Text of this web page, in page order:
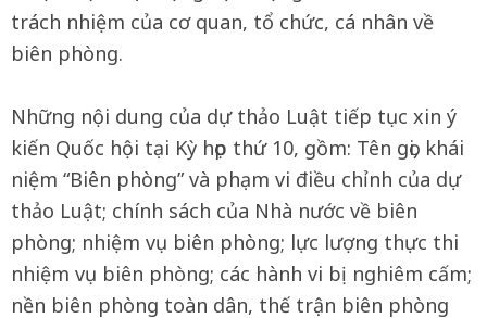
trách nhiệm của cơ quan, tổ chức, cá nhân về
biên phòng.
Những nội dung của dự thảo Luật tiếp tục xin ý
kiến Quốc hội tại Kỳ họp thứ 10, gồm: Tên gọi, khái
niệm “Biên phòng” và phạm vi điều chỉnh của dự
thảo Luật; chính sách của Nhà nước về biên
phòng; nhiệm vụ biên phòng; lực lượng thực thi
nhiệm vụ biên phòng; các hành vi bị nghiêm cấm;
nền biên phòng toàn dân, thế trận biên phòng